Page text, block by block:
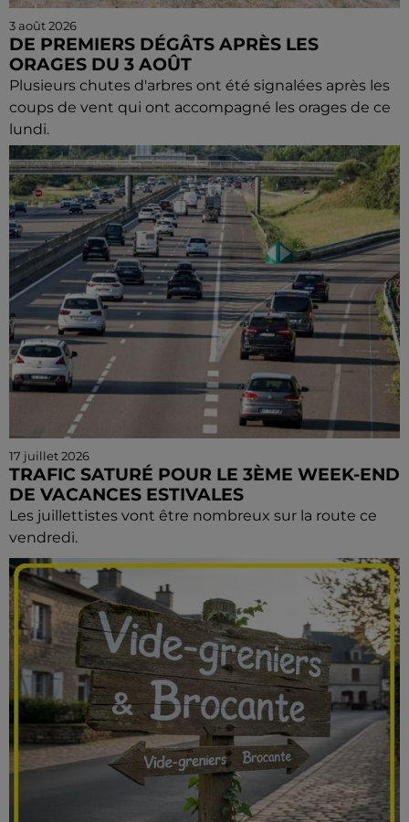
3 août 2026
DE PREMIERS DÉGÂTS APRÈS LES
ORAGES DU 3 AOÛT
Plusieurs chutes d'arbres ont été signalées après les
coups de vent qui ont accompagné les orages de ce
lundi.
17 juillet 2026
TRAFIC SATURÉ POUR LE 3ÈME WEEK-END
DE VACANCES ESTIVALES
Les juillettistes vont être nombreux sur la route ce
vendredi.